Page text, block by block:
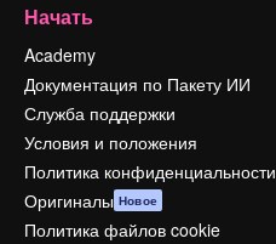
Начать
Academy
Документация по Пакету ИИ
Служба поддержки
Условия и положения
Политика конфиденциальности
Оригиналы Новое
Политика файлов cookie